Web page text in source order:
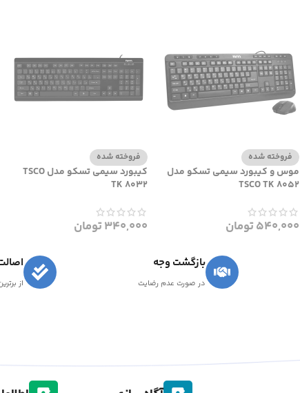
فروخته شده
موس و کیبورد سیمی تسکو مدل
TSCO TK 8052
540,000تومان
فروخته شده
کیبورد سیمی تسکو مدل TSCO
TK 8032
340,000تومان
بازگشت وجه
در صورت عدم رضایت از